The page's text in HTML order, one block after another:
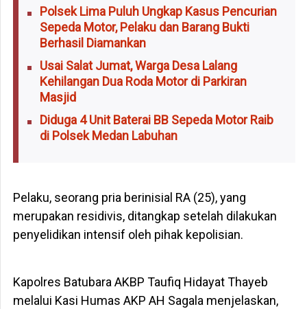
Polsek Lima Puluh Ungkap Kasus Pencurian
Sepeda Motor, Pelaku dan Barang Bukti
Berhasil Diamankan
Usai Salat Jumat, Warga Desa Lalang
Kehilangan Dua Roda Motor di Parkiran
Masjid
Diduga 4 Unit Baterai BB Sepeda Motor Raib
di Polsek Medan Labuhan
Pelaku, seorang pria berinisial RA (25), yang
merupakan residivis, ditangkap setelah dilakukan
penyelidikan intensif oleh pihak kepolisian.
Kapolres Batubara AKBP Taufiq Hidayat Thayeb
melalui Kasi Humas AKP AH Sagala menjelaskan,